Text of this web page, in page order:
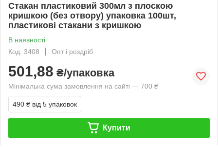
Стакан пластиковий 300мл з плоскою
кришкою (без отвору) упаковка 100шт,
пластикові стакани з кришкою
В наявності
Код: 3408
Опт і роздріб
501,88 ₴/упаковка
Мінімальна сума замовлення на сайті — 700 ₴
490 ₴ від 5 упаковок
Купити